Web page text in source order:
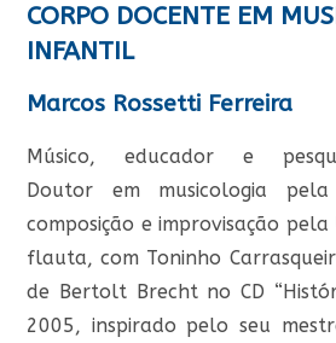
CORPO DOCENTE EM
INFANTIL
Marcos Rossetti Ferreira
Músico, educador e
Doutor em musicologia
composição e improvisação pela
flauta, com Toninho
de Bertolt Brecht no CD
2005, inspirado pelo seu